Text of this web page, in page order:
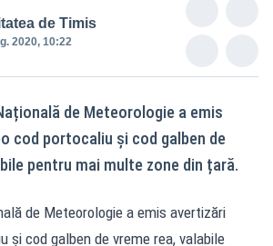
de Timis
2020, 10:22
de Meteorologie a emis
cod portocaliu și cod galben de
pentru mai multe zone din țară.
de Meteorologie a emis avertizări
și cod galben de vreme rea, valabile